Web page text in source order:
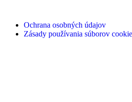
Ochrana osobných údajov
Zásady používania súborov cookie